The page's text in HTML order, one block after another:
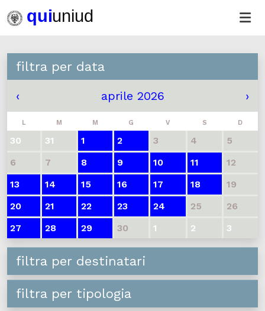
filtra per data
‹ aprile 2026 ›
L M M G V S D
30 31 1 2 3 4
5
6
7 8 9 10 11
12
13
14 15 16 17 18
19
20
21 22 23 24 25
26
27
28 29 30 1 2 3
filtra per destinatari
filtra per tipologia